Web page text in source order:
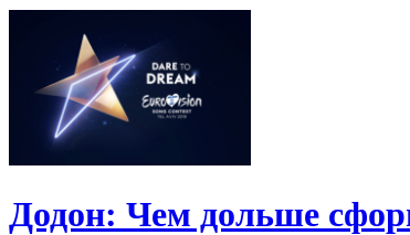
Додон: Чем дольше